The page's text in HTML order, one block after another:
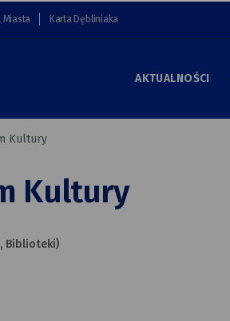
Miasta Karta Dębliniaka
AKTUALNOŚCI
Kultury
Kultury
Biblioteki)